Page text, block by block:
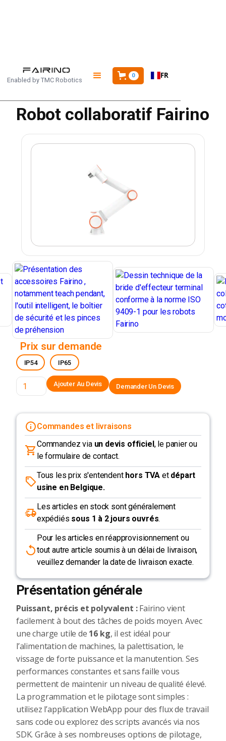
Enabled by TMC Robotics
0 FR
Robot collaboratif Fairino
Prix sur demande
IP54 IP65
Demander Un Devis
Commandes et livraisons
Commandez via un devis officiel, le panier ou
le formulaire de contact.
Tous les prix s'entendent hors TVA et départ
usine en Belgique.
Les articles en stock sont généralement
expédiés sous 1 à 2 jours ouvrés.
Pour les articles en réapprovisionnement ou
tout autre article soumis à un délai de livraison,
veuillez demander la date de livraison exacte.
Présentation générale
Puissant, précis et polyvalent :Fairino vient
facilement à bout des tâches de poids moyen. Avec
une charge utile de 16 kg, il est idéal pour
l’alimentation de machines, la palettisation, le
vissage de forte puissance et la manutention. Ses
performances constantes et sans faille vous
permettent de maintenir un niveau de qualité élevé.
La programmation et le pilotage sont simples :
utilisez l’application WebApp pour des flux de travail
sans code ou explorez des scripts avancés via nos
SDK. Grâce à ses nombreuses options de pilotage,